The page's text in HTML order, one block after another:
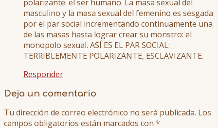
polarizante: el ser humano. La masa sexual del
masculino y la masa sexual del femenino es sesgada
por el par social incrementando continuamente una
de las masas hasta lograr crear su monstro: el
monopolo sexual. ASÍ ES EL PAR SOCIAL:
TERRIBLEMENTE POLARIZANTE, ESCLAVIZANTE.
Responder
Deja un comentario
Tu dirección de correo electrónico no será publicada. Los
campos obligatorios están marcados con *